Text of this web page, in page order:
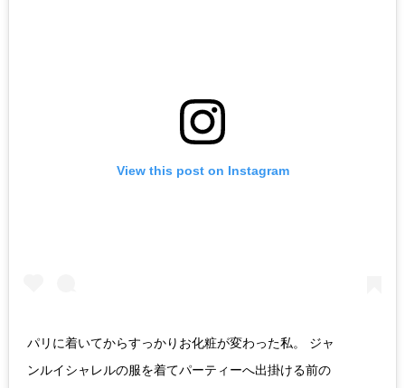
View this post on Instagram
パリに着いてからすっかりお化粧が変わった私。 ジャ
ンルイシャレルの服を着てパーティーへ出掛ける前の